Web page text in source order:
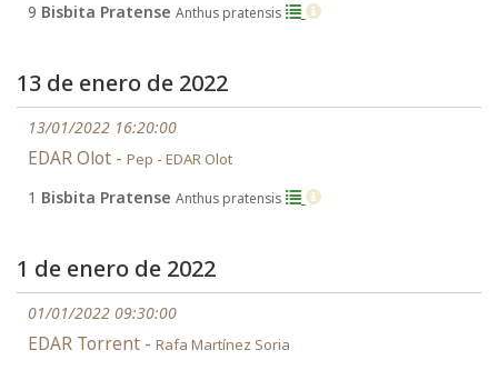
9 Bisbita Pratense Anthus pratensis
13 de enero de 2022
13/01/2022 16:20:00
EDAR Olot - Pep - EDAR Olot
1 Bisbita Pratense Anthus pratensis
1 de enero de 2022
01/01/2022 09:30:00
EDAR Torrent - Rafa Martínez Soria